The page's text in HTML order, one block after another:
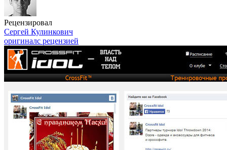
Рецензировал
Сергей Кулинкович
оригиналс рецензией